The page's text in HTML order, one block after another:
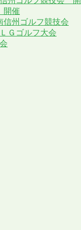
催
州ゴルフ競技会
Ｇゴルフ大会